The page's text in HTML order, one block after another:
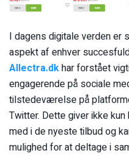
I dagens digitale verden er
aspekt af enhver
Allectra.dkhar forstået
engagerende på sociale
tilstedeværelse på
Twitter. Dette giver ikke
med i de nyeste tilbud og
mulighed for at deltage i